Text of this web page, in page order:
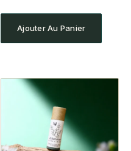
basé sur
clientAjouter Au Panier